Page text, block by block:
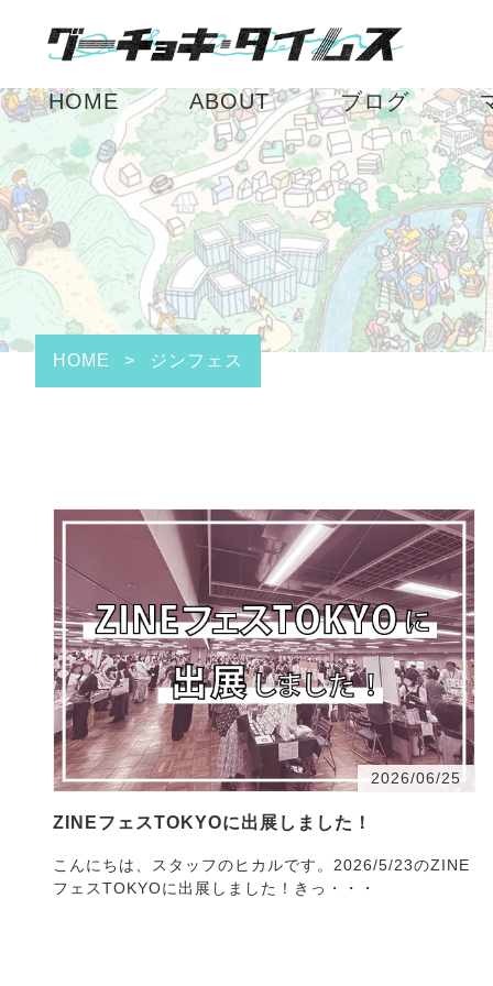
HOME ABOUT ブログ
HOME > ジンフェス
2026/06/25
ZINEフェスTOKYOに出展しました！
こんにちは、スタッフのヒカルです。2026/5/23のZINE
フェスTOKYOに出展しました！きっ・・・